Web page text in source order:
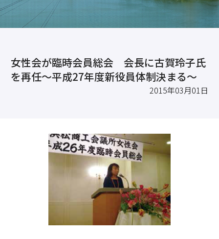
資金を調達したい
補助金を活用したい
情報収集したい、自社PRをしたい
求職・採用・人材育成をしたい、セミナーで学びたい
お問合せ
8:30～18:00（土日祝休）
女性会が臨時会員総会 会長に古賀玲子氏
を再任～平成27年度新役員体制決まる～
2015年03月01日